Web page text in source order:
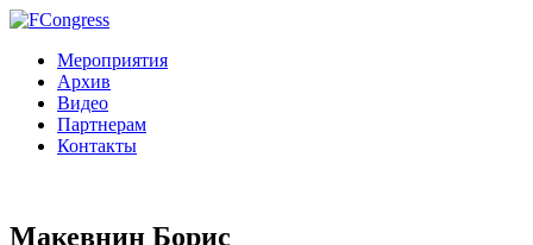
Мероприятия
Архив
Видео
Партнерам
Контакты
Макевнин Борис